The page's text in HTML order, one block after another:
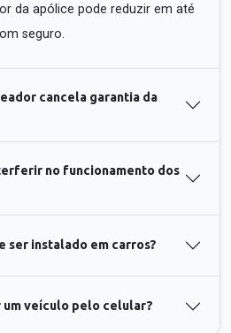
da apólice pode reduzir em até
seguro.
cancela garantia da
no funcionamento dos
ser instalado em carros?
um veículo pelo celular?